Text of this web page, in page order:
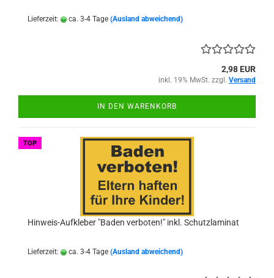
Lieferzeit: ca. 3-4 Tage (Ausland abweichend)
2,98 EUR
inkl. 19% MwSt. zzgl. Versand
IN DEN WARENKORB
TOP
Hinweis-Aufkleber "Baden verboten!" inkl. Schutzlaminat
Lieferzeit: ca. 3-4 Tage (Ausland abweichend)